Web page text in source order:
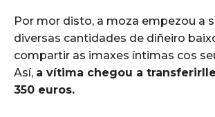
Por mor disto, a moza empezou a
diversas cantidades de diñeiro
compartir as imaxes íntimas cos
Así, a vítima chegou a
350 euros.